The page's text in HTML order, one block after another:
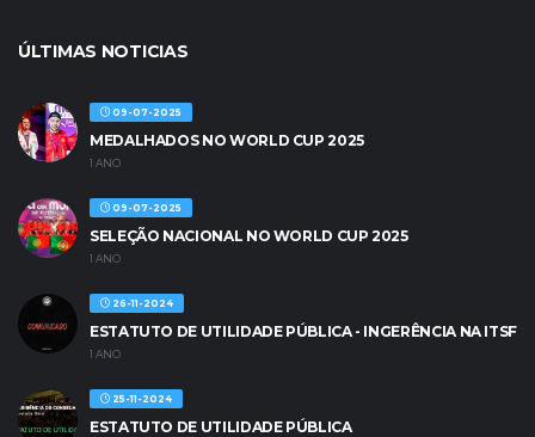
ÚLTIMAS NOTICIAS
09-07-2025
MEDALHADOS NO WORLD CUP 2025
1 ANO
09-07-2025
SELEÇÃO NACIONAL NO WORLD CUP 2025
1 ANO
26-11-2024
ESTATUTO DE UTILIDADE PÚBLICA - INGERÊNCIA NA ITSF
1 ANO
25-11-2024
ESTATUTO DE UTILIDADE PÚBLICA